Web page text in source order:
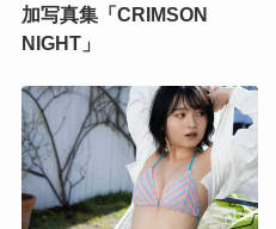
加写真集「CRIMSON
NIGHT」